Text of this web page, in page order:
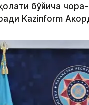
бўйича
Каzinform